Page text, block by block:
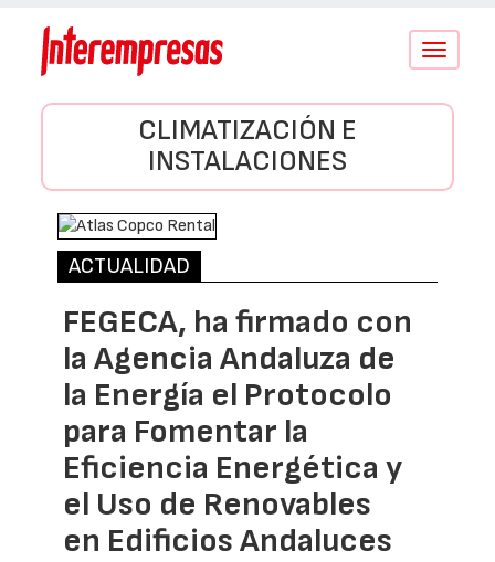
Conmutar
CLIMATIZACIÓN E
INSTALACIONES
ACTUALIDAD
FEGECA, ha firmado con
la Agencia Andaluza de
la Energía el Protocolo
para Fomentar la
Eficiencia Energética y
el Uso de Renovables
en Edificios Andaluces